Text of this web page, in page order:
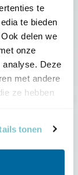
te
te bieden
delen we
onze
analyse. Deze
met andere
ze hebben
tonen